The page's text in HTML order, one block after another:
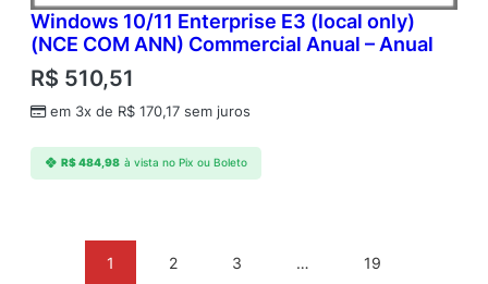
Windows 10/11 Enterprise E3 (local only)
(NCE COM ANN) Commercial Anual – Anual
R$ 510,51
em 3x de R$ 170,17 sem juros
R$484,98 à vista no Pix ou Boleto
1 2 3 … 19